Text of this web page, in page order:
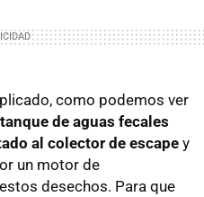
como podemos ver
de aguas fecales
al colector de escape y
un motor de
desechos. Para que